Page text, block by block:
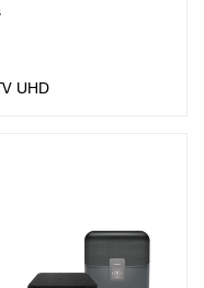
UHD
€ par mois, Engagement 12 mois